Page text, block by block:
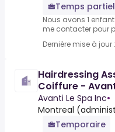
Temps partiel
Nous avons 1
me contacter pour
Dernière mise à jour
Hairdressing
Coiffure -
Montreal
Avanti Le Spa Inc•
Montreal
Temporaire